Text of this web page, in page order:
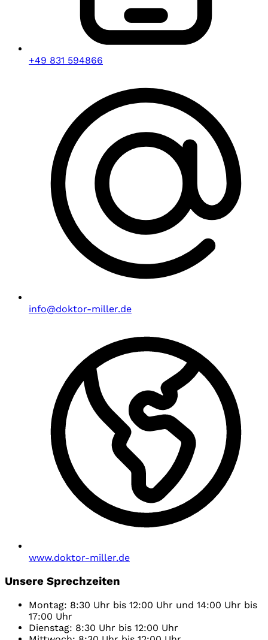
+49 831 594866
info@doktor-miller.de
www.doktor-miller.de
Unsere Sprechzeiten
Montag: 8:30 Uhr bis 12:00 Uhr und 14:00 Uhr bis
17:00 Uhr
Dienstag: 8:30 Uhr bis 12:00 Uhr